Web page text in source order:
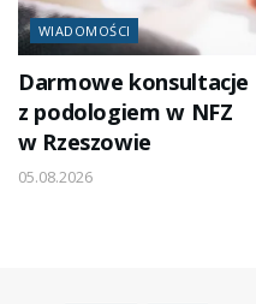
WIADOMOŚCI
Darmowe konsultacje
z podologiem w NFZ
w Rzeszowie
05.08.2026